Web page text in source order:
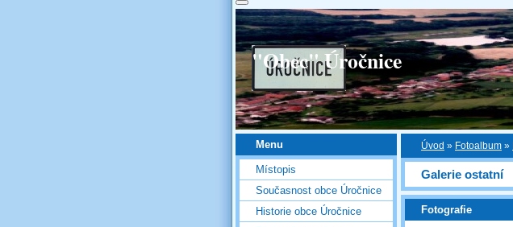
"Obec" Úročnice
Úvod » Fotoalbum »
Galerie ostatní
Fotografie
Menu
Místopis
Současnost obce Úročnice
Historie obce Úročnice